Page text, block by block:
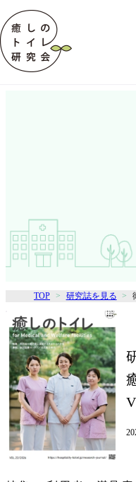
TOP 研究誌を見る